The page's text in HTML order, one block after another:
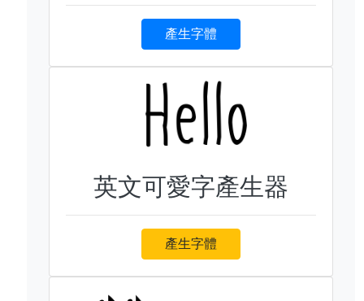
產生字體
英文可愛字產生器
產生字體